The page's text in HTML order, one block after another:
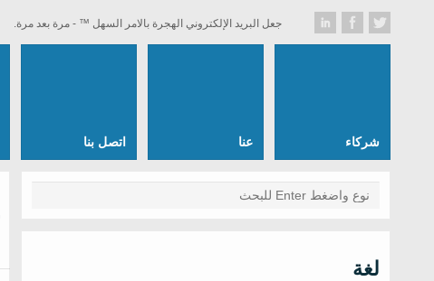
جعل البريد الإلكتروني الهجرة بالامر السهل ™ - مرة بعد مرة.
اتصل بنا عنا شركاء
لغة